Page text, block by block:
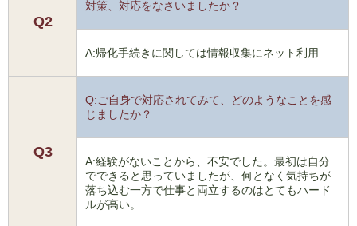
Q2
対策、対応をなさいましたか？
A:帰化手続きに関しては情報収集にネット利用
Q3
Q:ご自身で対応されてみて、どのようなことを感
じましたか？
A:経験がないことから、不安でした。最初は自分
でできると思っていましたが、何となく気持ちが
落ち込む一方で仕事と両立するのはとてもハード
ルが高い。